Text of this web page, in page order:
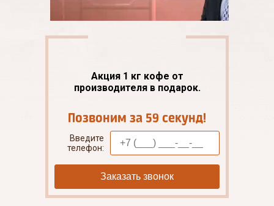
Акция 1 кг кофе от
производителя в подарок.
Позвоним за 59 секунд!
Введите
телефон:
Заказать звонок